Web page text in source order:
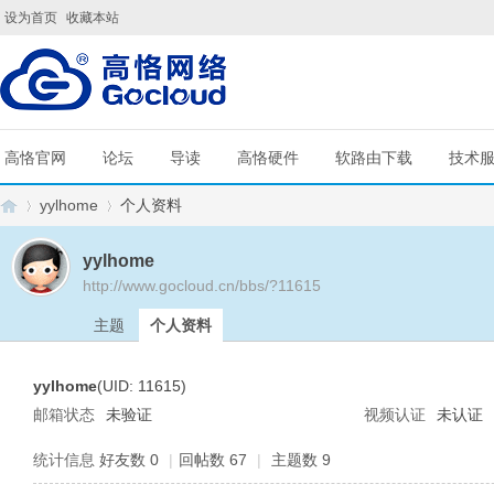
设为首页 收藏本站
高恪官网 论坛 导读 高恪硬件 软路由下载 技术
yylhome
›
个人资料
yylhome
http://www.gocloud.cn/bbs/?11615
主题 个人资料
yylhome(UID: 11615)
邮箱状态
未验证 视频认证 未认证
统计信息 好友数 0 | 回帖数 67 | 主题数 9